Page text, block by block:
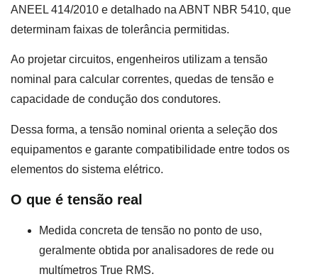
ANEEL 414/2010 e detalhado na ABNT NBR 5410, que
determinam faixas de tolerância permitidas.
Ao projetar circuitos, engenheiros utilizam a tensão
nominal para calcular correntes, quedas de tensão e
capacidade de condução dos condutores.
Dessa forma, a tensão nominal orienta a seleção dos
equipamentos e garante compatibilidade entre todos os
elementos do sistema elétrico.
O que é tensão real
Medida concreta de tensão no ponto de uso,
geralmente obtida por analisadores de rede ou
multímetros True RMS.